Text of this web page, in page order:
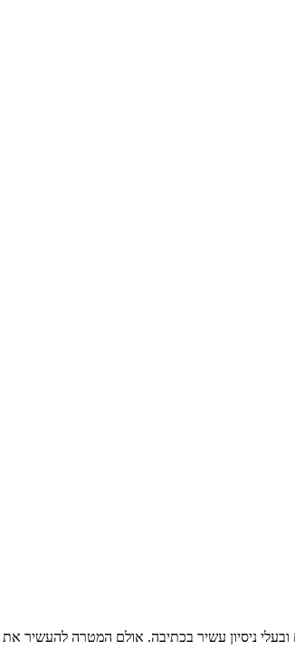
ניסיון עשיר בכתיבה. אולם המטרה להעשיר